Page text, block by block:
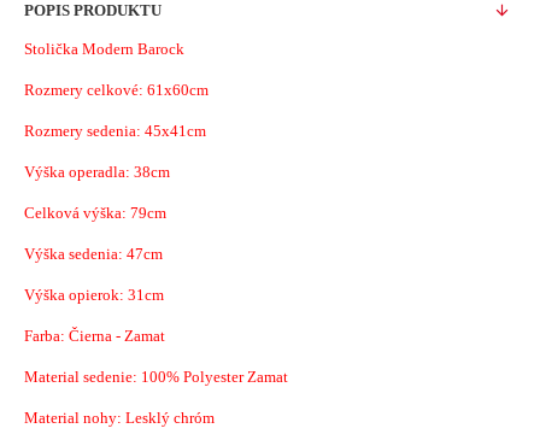
POPIS PRODUKTU
Stolička Modern Barock
Rozmery celkové: 61x60cm
Rozmery sedenia: 45x41cm
Výška operadla: 38cm
Celková výška: 79cm
Výška sedenia: 47cm
Výška opierok: 31cm
Farba: Čierna - Zamat
Material sedenie: 100% Polyester Zamat
Material nohy: Lesklý chróm